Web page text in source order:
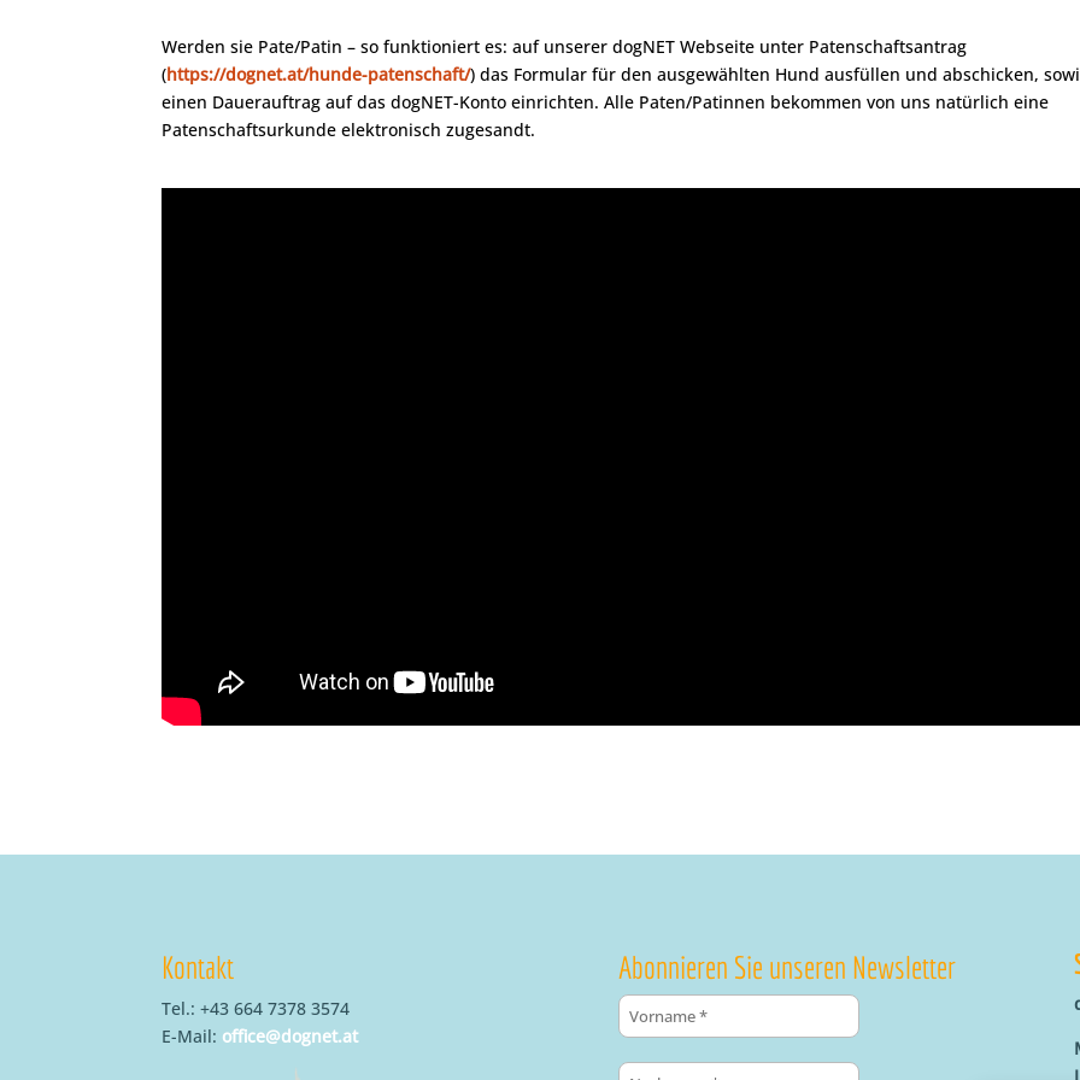
Werden sie Pate/Patin – so funktioniert es: auf unserer dogNET Webseite unter Patenschaftsantrag
(https://dognet.at/hunde-patenschaft/) das Formular für den ausgewählten Hund ausfüllen und abschicken,
einen Dauerauftrag auf das dogNET-Konto einrichten. Alle Paten/Patinnen bekommen von uns natürlich eine
Patenschaftsurkunde elektronisch zugesandt.
Kontakt
Tel.: +43 664 7378 3574
E-Mail: office@dognet.at
Abonnieren Sie unseren Newsletter